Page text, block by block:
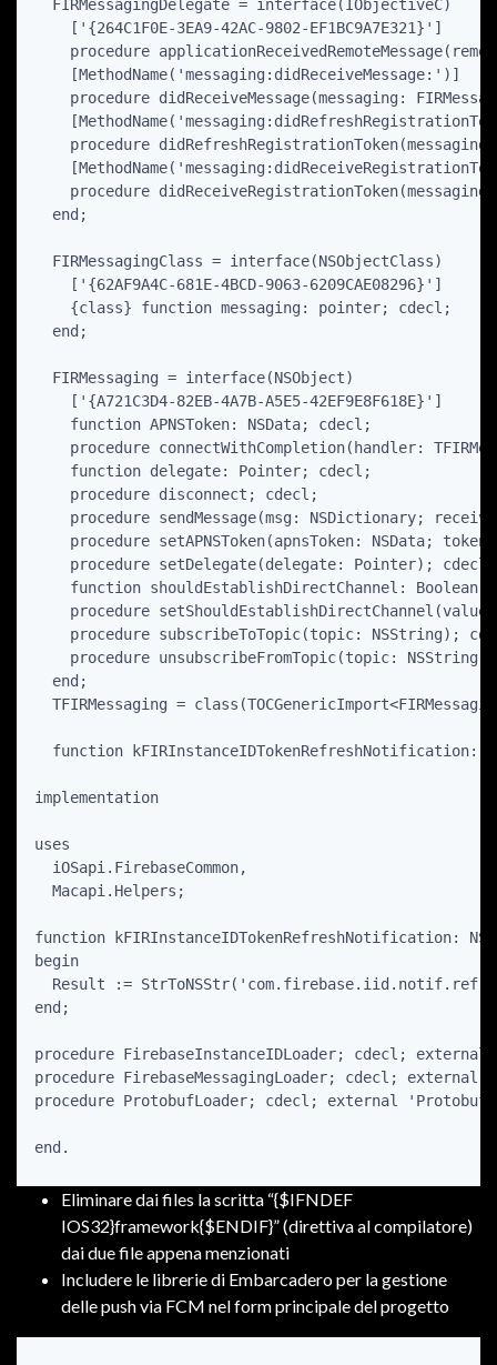
  FIRMessagingDelegate = interface(IObjectiveC)
    ['{264C1F0E-3EA9-42AC-9802-EF1BC9A7E321}']
procedure
    [MethodName('messaging:didReceiveMessage:')]
procedure didReceiveMessage(messaging:
procedure
procedure
  end;
  FIRMessagingClass = interface(NSObjectClass)
    ['{62AF9A4C-681E-4BCD-9063-6209CAE08296}']
    {class} function messaging: pointer; cdecl;
  end;
  FIRMessaging = interface(NSObject)
    ['{A721C3D4-82EB-4A7B-A5E5-42EF9E8F618E}']
    function APNSToken: NSData; cdecl;
procedure connectWithCompletion(handler:
    function delegate: Pointer; cdecl;
    procedure disconnect; cdecl;
procedure sendMessage(msg: NSDictionary;
procedure setAPNSToken(apnsToken: NSData;
    procedure setDelegate(delegate: Pointer); cdecl;
function shouldEstablishDirectChannel: Boolean;
procedure
procedure subscribeToTopic(topic: NSString);
procedure unsubscribeFromTopic(topic:
  end;
TFIRMessaging =
function kFIRInstanceIDTokenRefreshNotification:
implementation
uses
  iOSapi.FirebaseCommon,
  Macapi.Helpers;
function kFIRInstanceIDTokenRefreshNotification:
begin
Result :=
end;
procedure FirebaseInstanceIDLoader; cdecl;
procedure FirebaseMessagingLoader; cdecl; external
procedure ProtobufLoader; cdecl; external
Eliminare dai files la scritta “{$IFNDEF
IOS32}framework{$ENDIF}” (direttiva al compilatore)
dai due file appena menzionati
Includere le librerie di Embarcadero per la gestione
delle push via FCM nel form principale del progetto